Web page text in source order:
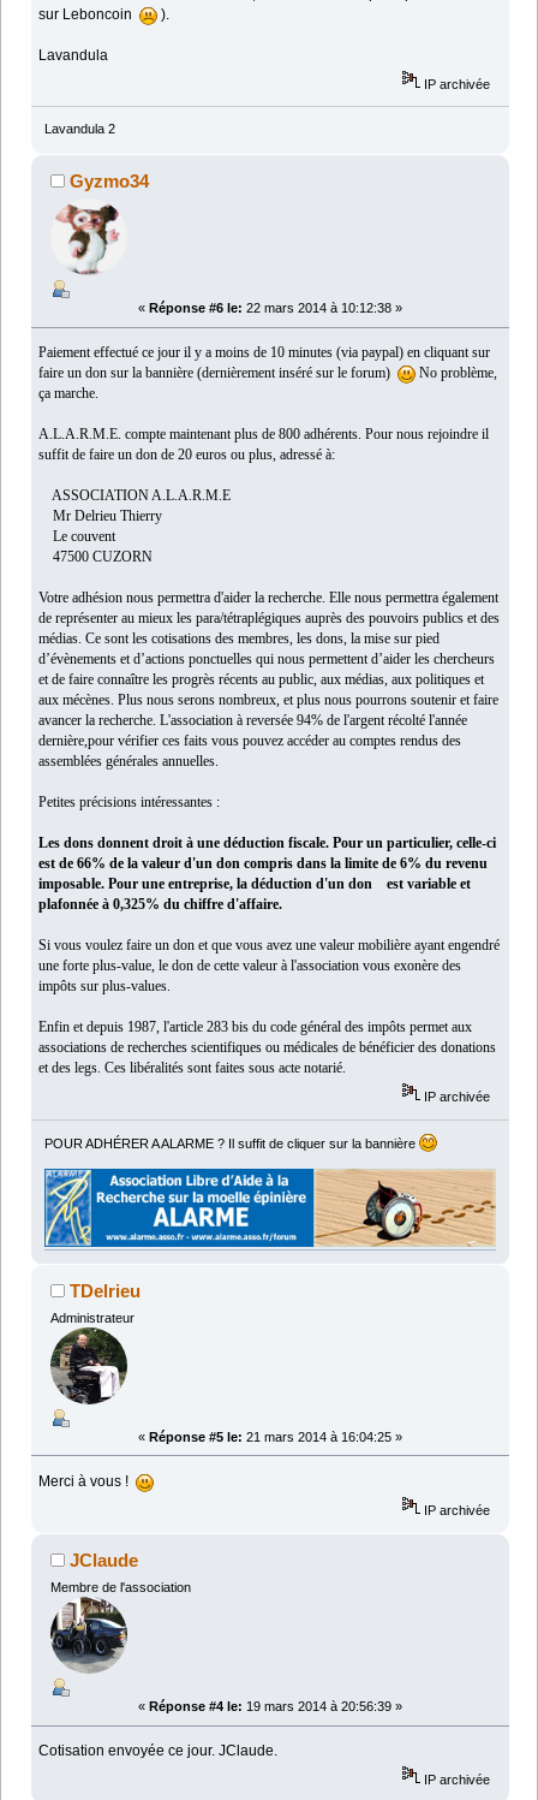
sur Leboncoin
).
Lavandula
IP archivée
Lavandula 2
Gyzmo34
« Réponse #6 le: 22 mars 2014 à 10:12:38 »
Paiement effectué ce jour il y a moins de 10 minutes (via paypal) en cliquant sur
faire un don sur la bannière (dernièrement inséré sur le forum)
No problème,
ça marche.
A.L.A.R.M.E. compte maintenant plus de 800 adhérents. Pour nous rejoindre il
suffit de faire un don de 20 euros ou plus, adressé à:
ASSOCIATION A.L.A.R.M.E
Mr Delrieu Thierry
Le couvent
47500 CUZORN
Votre adhésion nous permettra d'aider la recherche. Elle nous permettra également
de représenter au mieux les para/tétraplégiques auprès des pouvoirs publics et des
médias. Ce sont les cotisations des membres, les dons, la mise sur pied
d’évènements et d’actions ponctuelles qui nous permettent d’aider les chercheurs
et de faire connaître les progrès récents au public, aux médias, aux politiques et
aux mécènes. Plus nous serons nombreux, et plus nous pourrons soutenir et faire
avancer la recherche. L'association à reversée 94% de l'argent récolté l'année
dernière,pour vérifier ces faits vous pouvez accéder au comptes rendus des
assemblées générales annuelles.
Petites précisions intéressantes :
Les dons donnent droit à une déduction fiscale. Pour un particulier, celle-ci
est de 66% de la valeur d'un don compris dans la limite de 6% du revenu
imposable. Pour une entreprise, la déduction d'un don est variable et
plafonnée à 0,325% du chiffre d'affaire.
Si vous voulez faire un don et que vous avez une valeur mobilière ayant engendré
une forte plus-value, le don de cette valeur à l'association vous exonère des
impôts sur plus-values.
Enfin et depuis 1987, l'article 283 bis du code général des impôts permet aux
associations de recherches scientifiques ou médicales de bénéficier des donations
et des legs. Ces libéralités sont faites sous acte notarié.
IP archivée
POUR ADHÉRER A ALARME ? Il suffit de cliquer sur la bannière
TDelrieu
Administrateur
« Réponse #5 le: 21 mars 2014 à 16:04:25 »
Merci à vous !
IP archivée
JClaude
Membre de l'association
« Réponse #4 le: 19 mars 2014 à 20:56:39 »
Cotisation envoyée ce jour. JClaude.
IP archivée